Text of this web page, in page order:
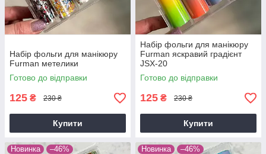
Набір фольги для манікюру
Furman метелики
Готово до відправки
125 ₴ 230 ₴
Купити
Набір фольги для манікюру
Furman яскравий градієнт
JSX-20
Готово до відправки
125 ₴ 230 ₴
Купити
Новинка –46% Новинка –46%